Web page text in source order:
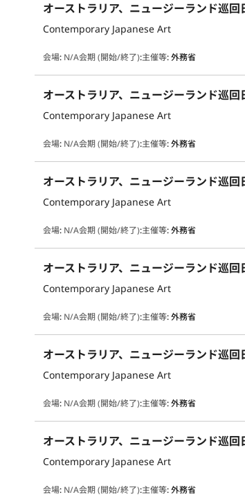
オーストラリア、ニュージーランド巡回
Contemporary Japanese Art
会場: N/A会期 (開始/終了):主催等:外務省
オーストラリア、ニュージーランド巡回
Contemporary Japanese Art
会場: N/A会期 (開始/終了):主催等:外務省
オーストラリア、ニュージーランド巡回
Contemporary Japanese Art
会場: N/A会期 (開始/終了):主催等:外務省
オーストラリア、ニュージーランド巡回
Contemporary Japanese Art
会場: N/A会期 (開始/終了):主催等:外務省
オーストラリア、ニュージーランド巡回
Contemporary Japanese Art
会場: N/A会期 (開始/終了):主催等:外務省
オーストラリア、ニュージーランド巡回
Contemporary Japanese Art
会場: N/A会期 (開始/終了):主催等:外務省